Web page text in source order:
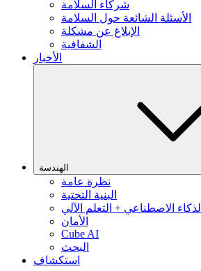
شركاء السلامة
الأسئلة الشائعة حول السلامة
الإبلاغ عن مشكلة
الشفافية
الأخبار
الهندسة
نظرة عامة
البنية التحتية
الذكاء الاصطناعي + التعلم الآلي
الأمان
Cube AI
البحث
استكشاف